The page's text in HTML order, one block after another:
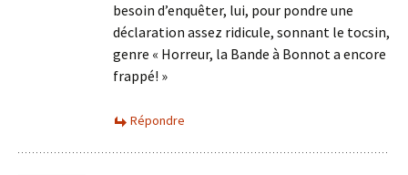
besoin d’enquêter, lui, pour pondre une
déclaration assez ridicule, sonnant le tocsin,
genre « Horreur, la Bande à Bonnot a encore
frappé! »
Répondre